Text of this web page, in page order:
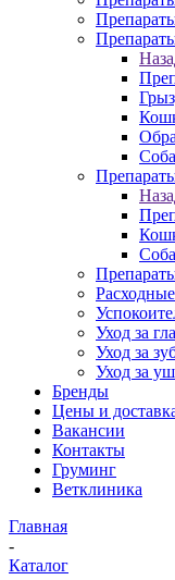
Уход за
Уход за
Уход за
Бренды
Цены и
Вакансии
Контакты
Груминг
Ветклиника
Главная
-
Каталог